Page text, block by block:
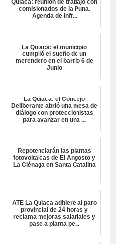
Quiaca: reunión de trabajo con
comisionados de la Puna.
Agenda de infr...
La Quiaca: el municipio
cumplió el sueño de un
merendero en el barrio 6 de
Junio
La Quiaca: el Concejo
Deliberante abrió una mesa de
diálogo con proteccionistas
para avanzar en una ...
Repotenciarán las plantas
fotovoltaicas de El Angosto y
La Ciénaga en Santa Catalina
ATE La Quiaca adhiere al paro
provincial de 24 horas y
reclama mejoras salariales y
pase a planta pe...